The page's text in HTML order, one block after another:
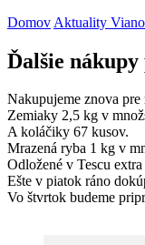
Domov Aktuality
Ďalšie
Nakupujeme znova pre
Zemiaky 2,5 kg v
A koláčiky 67 kusov.
Mrazená ryba 1 kg v
Odložené v Tescu
Ešte v piatok ráno
Vo štvrtok budeme